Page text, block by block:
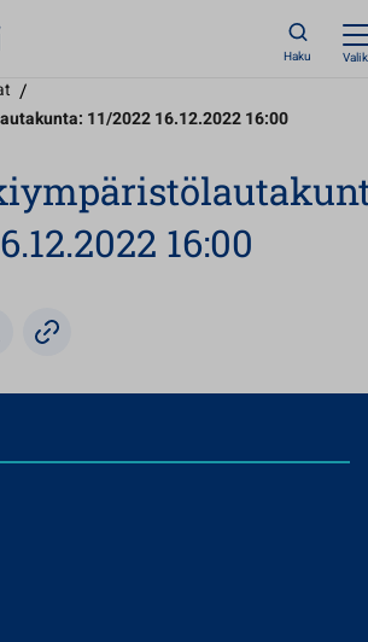
Haku
/
11/2022 16.12.2022 16:00
16:00